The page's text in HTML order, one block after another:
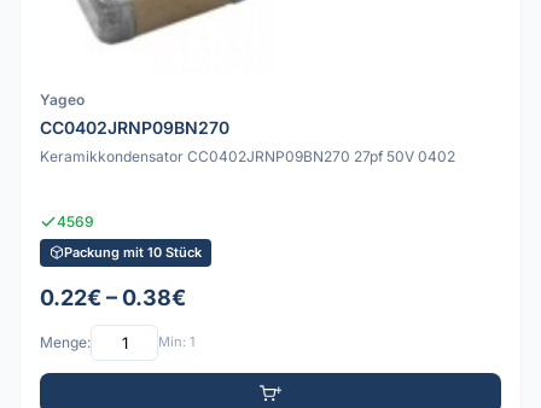
Yageo
CC0402JRNP09BN270
Keramikkondensator CC0402JRNP09BN270 27pf 50V 0402
4569
Packung mit 10 Stück
0.22€ – 0.38€
Menge: Min: 1